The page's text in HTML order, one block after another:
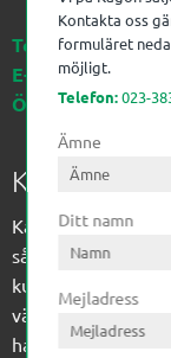
Telefon:023-383
E-post:
Öppettider:
Kagon AB
Kagon har sedan
sågverksindustrin
kunskap med
vägen fram till
har vi ett
Kontakta oss
formuläret
möjligt.
Telefon:023-
Ämne
Ditt namn
Mejladress